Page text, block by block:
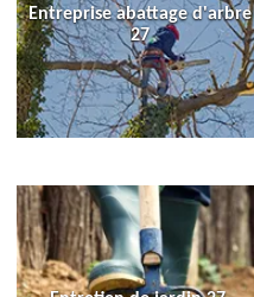
Entreprise abattage d'arbre
27